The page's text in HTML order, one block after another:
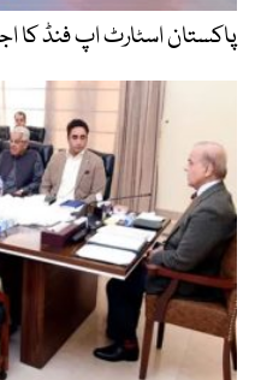
پاکستان اسٹارٹ اپ فنڈ کا اجراء، 2 ارب